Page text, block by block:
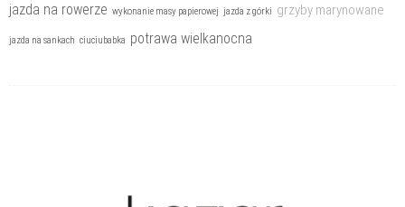
jazda na rowerze wykonanie masy papierowej jazda z górki grzyby marynowane
jazda na sankach ciuciubabka potrawa wielkanocna